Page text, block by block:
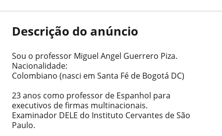
Descrição do anúncio
Sou o professor Miguel Angel Guerrero Piza.
Nacionalidade:
Colombiano (nasci em Santa Fé de Bogotá DC)
23 anos como professor de Espanhol para
executivos de firmas multinacionais.
Examinador DELE do Instituto Cervantes de São
Paulo.